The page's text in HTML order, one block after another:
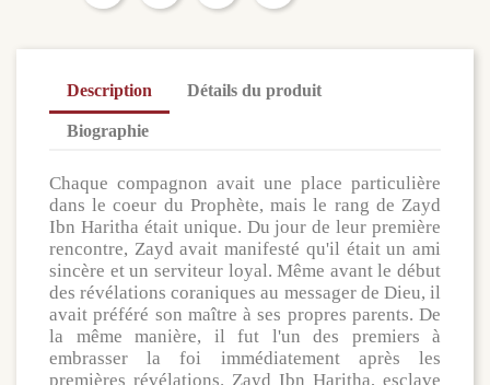
Description Détails du produit
Biographie
Chaque compagnon avait une place particulière
dans le coeur du Prophète, mais le rang de Zayd
Ibn Haritha était unique. Du jour de leur première
rencontre, Zayd avait manifesté qu'il était un ami
sincère et un serviteur loyal. Même avant le début
des révélations coraniques au messager de Dieu, il
avait préféré son maître à ses propres parents. De
la même manière, il fut l'un des premiers à
embrasser la foi immédiatement après les
premières révélations. Zayd Ibn Haritha, esclave